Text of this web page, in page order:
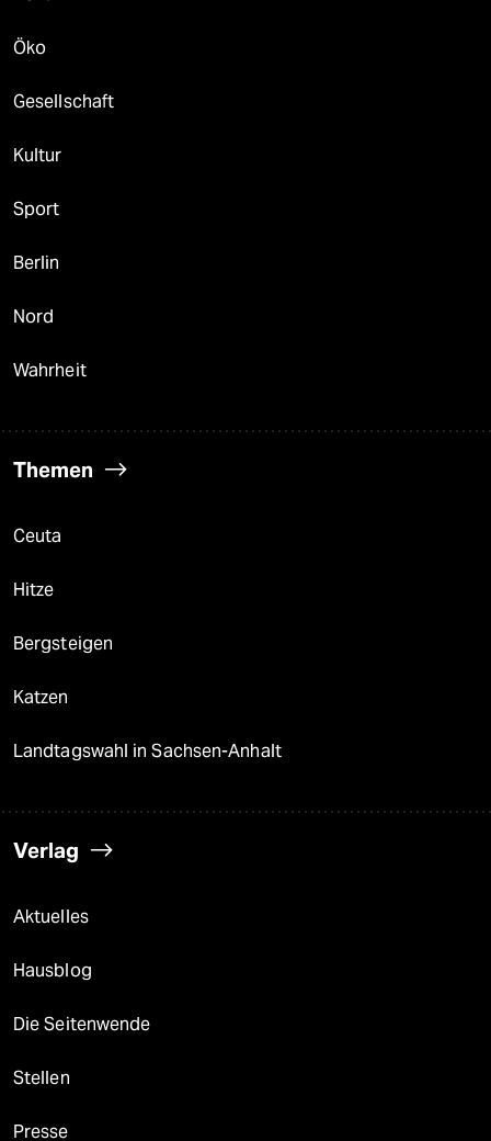
Öko
Gesellschaft
Kultur
Sport
Berlin
Nord
Wahrheit
Themen
Ceuta
Hitze
Bergsteigen
Katzen
Landtagswahl in Sachsen-Anhalt
Verlag
Aktuelles
Hausblog
Die Seitenwende
Stellen
Presse